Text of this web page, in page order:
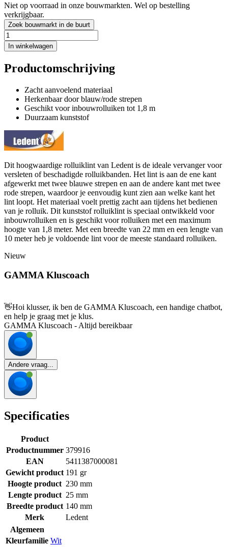
Niet op voorraad in onze bouwmarkten. Wel op bestelling
verkrijgbaar.
Zoek bouwmarkt in de buurt
In winkelwagen
Productomschrijving
Zacht aanvoelend materiaal
Herkenbaar door blauw/rode strepen
Geschikt voor inbouwrolluiken tot 1,8 m
Duurzaam kunststof
Dit hoogwaardige rolluiklint van Ledent is de ideale vervanger voor
versleten of beschadigde rolluikbanden. Het lint is aan de ene kant
afgewerkt met twee blauwe strepen en aan de andere kant met twee
rode strepen, waardoor je eenvoudig kunt zien aan welke kant het
lint loopt. Het materiaal voelt prettig zacht aan tijdens het bedienen
van je rolluik. Dit kunststof rolluiklint is speciaal ontwikkeld voor
inbouwrolluiken en is geschikt voor rolluiken met een maximum
hoogte van 1,8 meter. Met een breedte van 22 mm en een lengte van
10 meter heb je voldoende lint voor de meeste standaard rolluiken.
Nieuw
GAMMA Kluscoach
👋Hoi klusser, ik ben de GAMMA Kluscoach, een handige chatbot,
en help je graag met je klus.
GAMMA Kluscoach - Altijd bereikbaar
Andere vraag...
Specificaties
Product
Productnummer 379916
EAN
5411387000081
Gewicht product 191 gr
Hoogte product 230 mm
Lengte product 25 mm
Breedte product 140 mm
Merk
Ledent
Algemeen
Kleurfamilie Wit